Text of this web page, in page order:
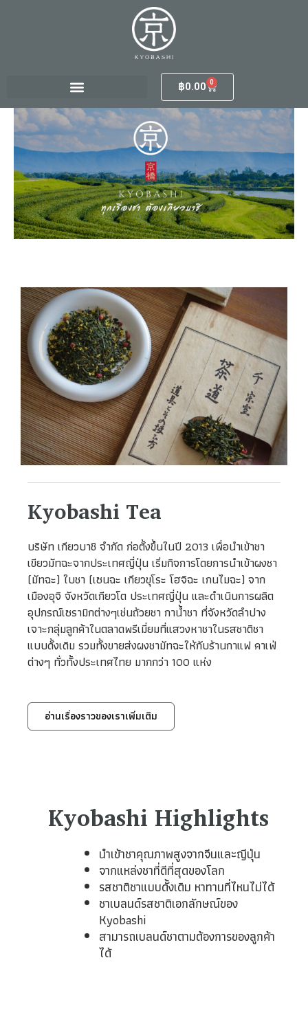
฿0.00 0
Cart
Kyobashi Tea
บริษัท เกียวบาชิ จำกัด ก่อตั้งขึ้นในปี 2013 เพื่อนำเข้าชา
เขียวมัทฉะจากประเทศญี่ปุ่น เริ่มกิจการโดยการนำเข้าผงชา
(มัทฉะ) ใบชา (เซนฉะ เกียวขุโระ โฮจิฉะ เกนไมฉะ) จาก
เมืองอุจิ จังหวัดเกียวโต ประเทศญี่ปุ่น และดำเนินการผลิต
อุปกรณ์เซรามิกต่างๆเช่นถ้วยชา กาน้ำชา ที่จังหวัดลำปาง
เจาะกลุ่มลูกค้าในตลาดพรีเมี่ยมที่แสวงหาชาในรสชาติชา
แบบดั้งเดิม รวมทั้งขายส่งผงชามัทฉะให้กับร้านกาแฟ คาเฟ่
ต่างๆ ทั่วทั้งประเทศไทย มากกว่า 100 แห่ง
อ่านเรื่องราวของเราเพิ่มเติม
Kyobashi Highlights
นำเข้าชาคุณภาพสูงจากจีนและญีปุ่น
จากแหล่งชาที่ดีที่สุดของโลก
รสชาติชาแบบดั้งเดิม หาทานที่ไหนไม่ได้
ชาเบลนด์รสชาติเอกลักษณ์ของ
Kyobashi
สามารถเบลนด์ชาตามต้องการของลูกค้า
ได้